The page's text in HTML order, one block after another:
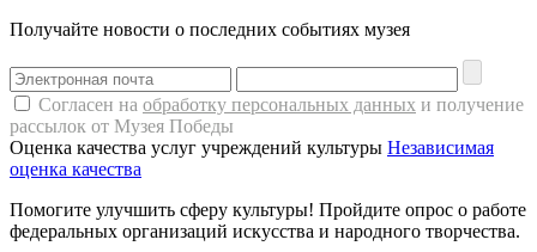
Получайте новости о последних событиях музея
Согласен на обработку персональных данных и получение
рассылок от Музея Победы
Оценка качества услуг учреждений культуры Независимая
оценка качества
Помогите улучшить сферу культуры! Пройдите опрос о работе
федеральных организаций искусства и народного творчества.